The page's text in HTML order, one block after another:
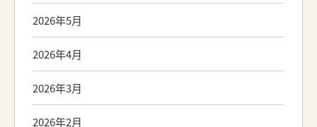
2026年5月
2026年4月
2026年3月
2026年2月